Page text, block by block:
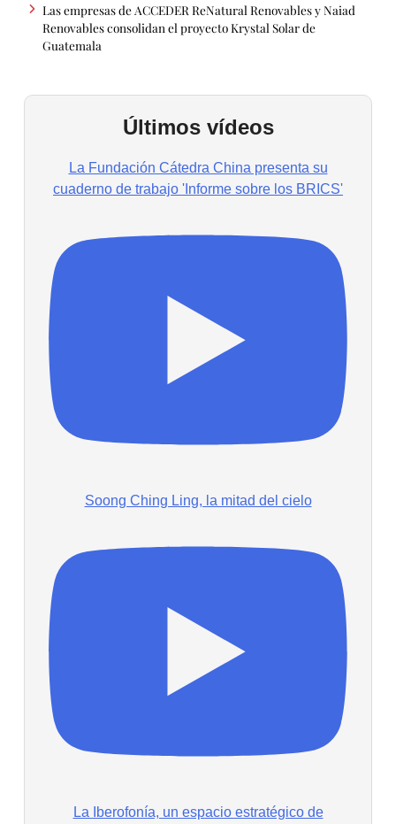
Las empresas de ACCEDER ReNatural Renovables y Naiad
Renovables consolidan el proyecto Krystal Solar de
Guatemala
Últimos vídeos
La Fundación Cátedra China presenta su
cuaderno de trabajo 'Informe sobre los BRICS'
Soong Ching Ling, la mitad del cielo
La Iberofonía, un espacio estratégico de